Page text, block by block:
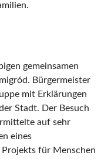
gemeinsamen
Bürgermeister
mit Erklärungen
Stadt. Der Besuch
auf sehr
eines
für Menschen